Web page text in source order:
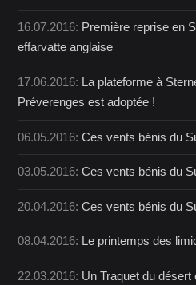
16.07.2016: Première reprise en
effarvatte anglaise
17.06.2016: La plateforme à
Préverenges est adoptée !
06.05.2016:Ces vents bénis du
03.05.2016:Ces vents bénis du
20.04.2016:Ces vents bénis du
08.04.2016: Le printemps des
22.03.2016: Un Traquet du désert